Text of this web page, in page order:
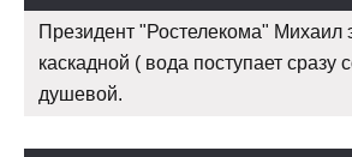
Президент "Ростелекома" Михаил
каскадной ( вода поступает сразу
душевой.